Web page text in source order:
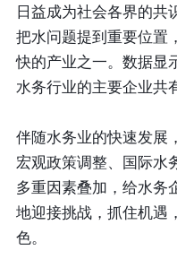
日益成为社会各界的共
把水问题提到重要位置
快的产业之一。数据显
水务行业的主要企业共
伴随水务业的快速发展
宏观政策调整、国际水
多重因素叠加，给水务
地迎接挑战，抓住机遇
色。